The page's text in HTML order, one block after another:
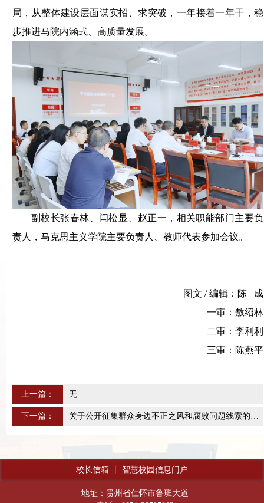
局，从整体建设层面谋实招、求突破，一年接着一年干，稳
步推进马院内涵式、高质量发展。
副校长张春林、闫松显、赵正一，相关职能部门主要负
责人，马克思主义学院主要负责人、教师代表参加会议。
图文 / 编辑：陈 成
一审：敖绍林
二审：李利利
三审：陈燕平
上一篇： 无
下一篇： 关于公开征集群众身边不正之风和腐败问题线索的公告
校长信箱 智慧校园信息门户
地址：贵州省仁怀市鲁班大道